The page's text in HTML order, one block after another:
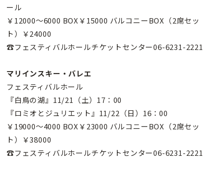
ール
￥12000〜6000 BOX￥15000 バルコニーBOX（2席セッ
ト）￥24000
☎フェスティバルホールチケットセンター06-6231-2221
マリインスキー・バレエ
フェスティバルホール
『白鳥の湖』11/21（土）17：00
『ロミオとジュリエット』11/22（日）16：00
￥19000〜4000 BOX￥23000 バルコニーBOX（2席セッ
ト）￥38000
☎フェスティバルホールチケットセンター06-6231-2221